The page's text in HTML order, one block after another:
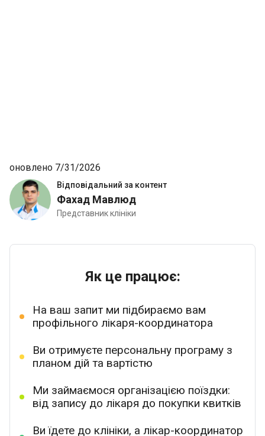
Відповідальний за контент
Фахад Мавлюд
Представник клініки
оновлено 7/31/2026
Як це працює:
На ваш запит ми підбираємо вам
профільного лікаря-координатора
Ви отримуєте персональну програму з
планом дій та вартістю
Ми займаємося організацією поїздки:
від запису до лікаря до покупки квитків
Ви їдете до клініки, а лікар-координатор